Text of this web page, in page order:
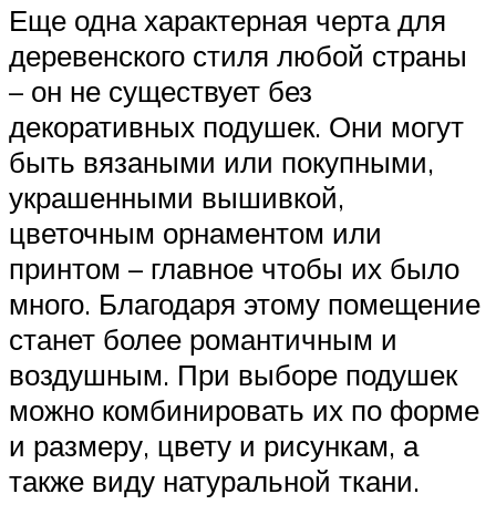
Еще одна характерная черта для
деревенского стиля любой страны
– он не существует без
декоративных подушек. Они могут
быть вязаными или покупными,
украшенными вышивкой,
цветочным орнаментом или
принтом – главное чтобы их было
много. Благодаря этому помещение
станет более романтичным и
воздушным. При выборе подушек
можно комбинировать их по форме
и размеру, цвету и рисункам, а
также виду натуральной ткани.